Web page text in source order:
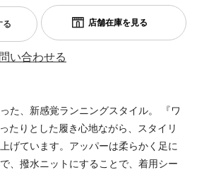
る
い合わせる
た、新感覚ランニングスタイル。 『ワ
たりとした履き心地ながら、スタイリ
げています。アッパーは柔らかく足に
、撥水ニットにすることで、着用シー